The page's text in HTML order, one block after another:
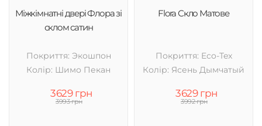
Міжкімнатні двері Флора зі
склом сатин
Покриття: Экошпон
Колір: Шимо Пекан
3629 грн
3993 грн
Flora Скло Матове
Покриття: Eco-Tex
Колір: Ясень Дымчатый
3629 грн
3992 грн